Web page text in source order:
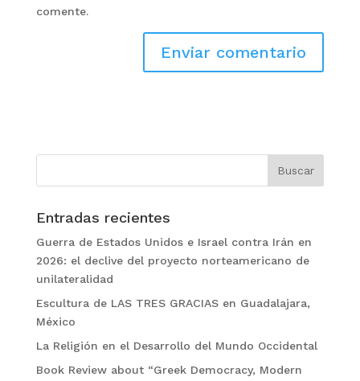
comente.
Entradas recientes
Guerra de Estados Unidos e Israel contra Irán en
2026: el declive del proyecto norteamericano de
unilateralidad
Escultura de LAS TRES GRACIAS en Guadalajara,
México
La Religión en el Desarrollo del Mundo Occidental
Book Review about “Greek Democracy, Modern